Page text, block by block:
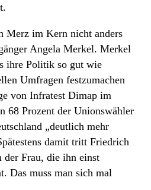
Merz im Kern nicht anders
Angela Merkel. Merkel
ihre Politik so gut wie
Umfragen festzumachen
von Infratest Dimap im
68 Prozent der Unionswähler
„deutlich mehr
damit tritt Friedrich
der Frau, die ihn einst
Das muss man sich mal